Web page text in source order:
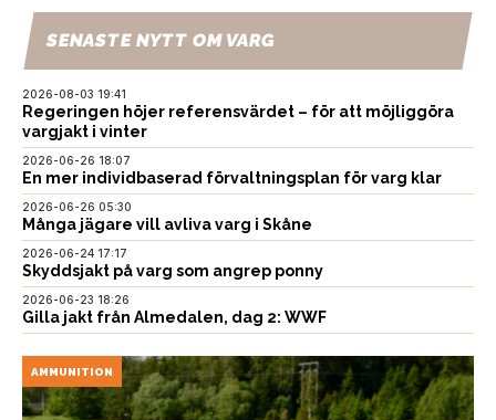
SENASTE NYTT OM VARG
2026-08-03 19:41
Regeringen höjer referensvärdet – för att möjliggöra
vargjakt i vinter
2026-06-26 18:07
En mer individbaserad förvaltningsplan för varg klar
2026-06-26 05:30
Många jägare vill avliva varg i Skåne
2026-06-24 17:17
Skyddsjakt på varg som angrep ponny
2026-06-23 18:26
Gilla jakt från Almedalen, dag 2: WWF
AMMUNITION